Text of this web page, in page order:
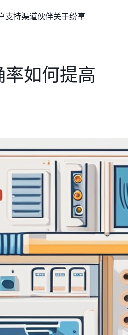
支持渠道伙伴关于纷享
如何提高